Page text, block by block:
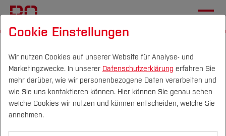
Campus Personen DE|EN Quicklinks
Workshops und Veranstaltungen
Asta- & Fachschafts-
Frühstück: Kaffee & Tee,
Brötchen und Innovationen
Cookie Einstellungen
Wir nutzen Cookies auf unserer Website für Analyse- und
Marketingzwecke. In unserer Datenschutzerklärung erfahren Sie
mehr darüber, wie wir personenbezogene Daten verarbeiten und
wie Sie uns kontaktieren können. Hier können Sie genau sehen
welche Cookies wir nutzen und können entscheiden, welche Sie
annehmen.